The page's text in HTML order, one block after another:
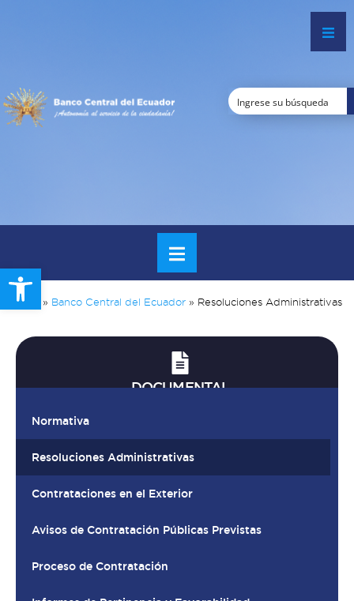
Open toolbar
Inicio » Banco Central del Ecuador » Resoluciones Administrativas
DOCUMENTAL
Normativa
Resoluciones Administrativas
Contrataciones en el Exterior
Avisos de Contratación Públicas Previstas
Proceso de Contratación